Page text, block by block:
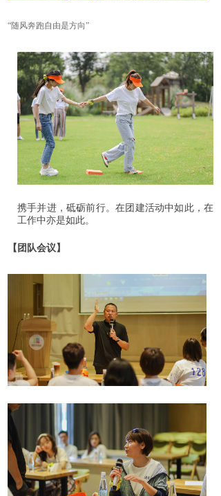
“随风奔跑自由是方向”
携手并进，砥砺前行。在团建活动中如此，在
工作中亦是如此。
【团队会议】